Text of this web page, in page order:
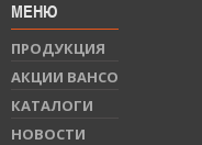
МЕНЮ
ПРОДУКЦИЯ
АКЦИИ BAHCO
КАТАЛОГИ
НОВОСТИ